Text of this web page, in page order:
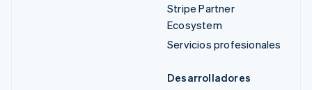
Stripe Partner
Ecosystem
Servicios profesionales
Desarrolladores